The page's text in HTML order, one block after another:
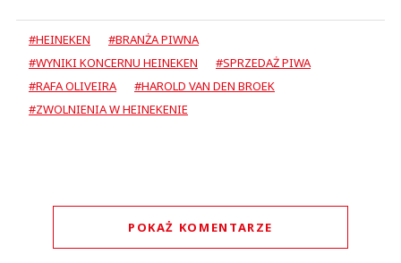
#HEINEKEN
#BRANŻA PIWNA
#WYNIKI KONCERNU HEINEKEN
#SPRZEDAŻ PIWA
#RAFA OLIVEIRA
#HAROLD VAN DEN BROEK
#ZWOLNIENIA W HEINEKENIE
POKAŻ KOMENTARZE